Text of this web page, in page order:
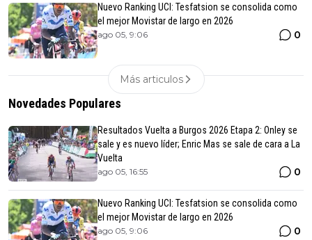
Nuevo Ranking UCI: Tesfatsion se consolida como
el mejor Movistar de largo en 2026
ago 05, 9:06 0
Más articulos
Novedades Populares
Resultados Vuelta a Burgos 2026 Etapa 2: Onley se
sale y es nuevo líder; Enric Mas se sale de cara a La
Vuelta
ago 05, 16:55 0
Nuevo Ranking UCI: Tesfatsion se consolida como
el mejor Movistar de largo en 2026
ago 05, 9:06 0